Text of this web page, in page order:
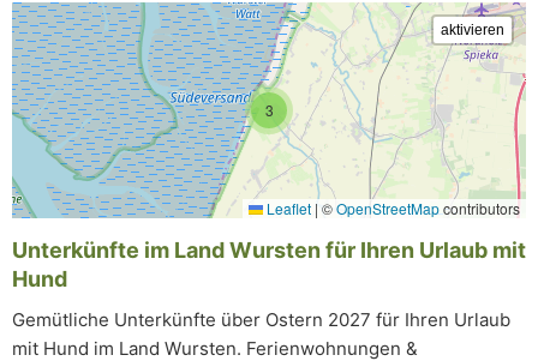
3
Leaflet | ©OpenStreetMapcontributors
Unterkünfte im Land Wursten für Ihren Urlaub mit
Hund
Gemütliche Unterkünfte über Ostern 2027 für Ihren Urlaub
mit Hund im Land Wursten. Ferienwohnungen &